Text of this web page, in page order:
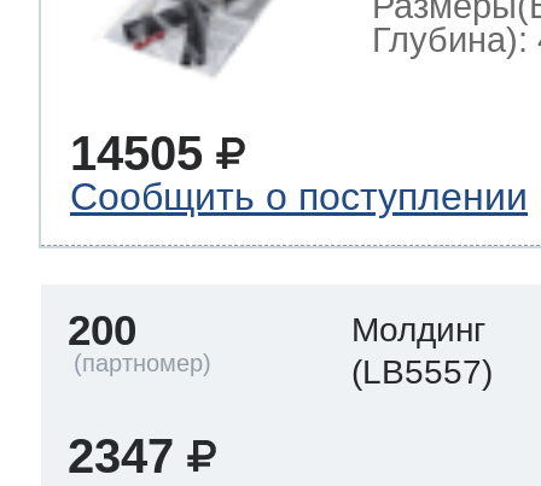
Глубина):
14505
Сообщить о поступлении
200
Молдинг
(LB5557)
2347